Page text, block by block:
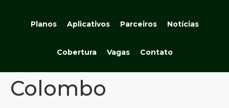
Planos Aplicativos Parceiros Notícias
Cobertura Vagas Contato
Colombo